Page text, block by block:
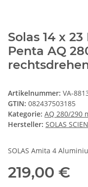
Solas 14 x
Penta AQ
Artikelnummer: VA-
GTIN: 082437503185
Kategorie: AQ 280/290
Hersteller: SOLAS
SOLAS Amita 4
219,00 €